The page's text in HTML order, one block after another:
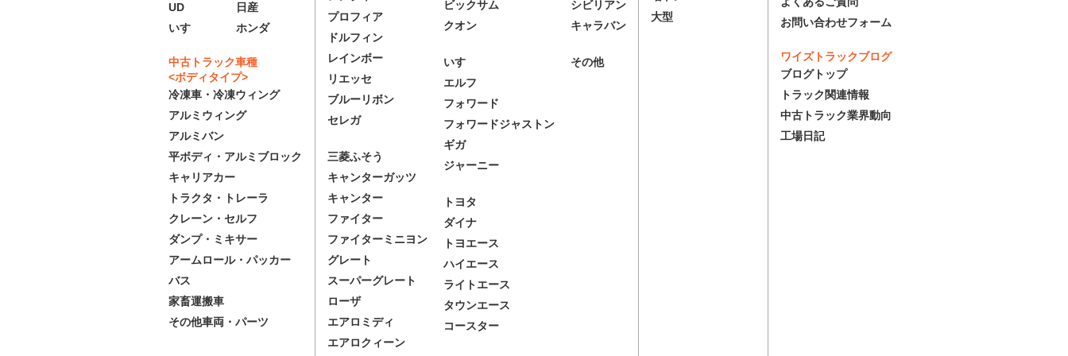
UD
日産
いすゞ
ホンダ
中古トラック車種
<ボディタイプ>
冷凍車・冷凍ウィング
アルミウィング
アルミバン
平ボディ・アルミブロック
キャリアカー
トラクタ・トレーラ
クレーン・セルフ
ダンプ・ミキサー
アームロール・パッカー
バス
家畜運搬車
その他車両・パーツ
プロフィア
ドルフィン
レインボー
リエッセ
ブルーリボン
セレガ
三菱ふそう
キャンターガッツ
キャンター
ファイター
ファイターミニヨン
グレート
スーパーグレート
ローザ
エアロミディ
エアロクィーン
ビックサム
クオン
いすゞ
エルフ
フォワード
フォワードジャストン
ギガ
ジャーニー
トヨタ
ダイナ
トヨエース
ハイエース
ライトエース
タウンエース
コースター
シビリアン
キャラバン
その他
大型
お問い合わせフォーム
ワイズトラックブログ
ブログトップ
トラック関連情報
中古トラック業界動向
工場日記